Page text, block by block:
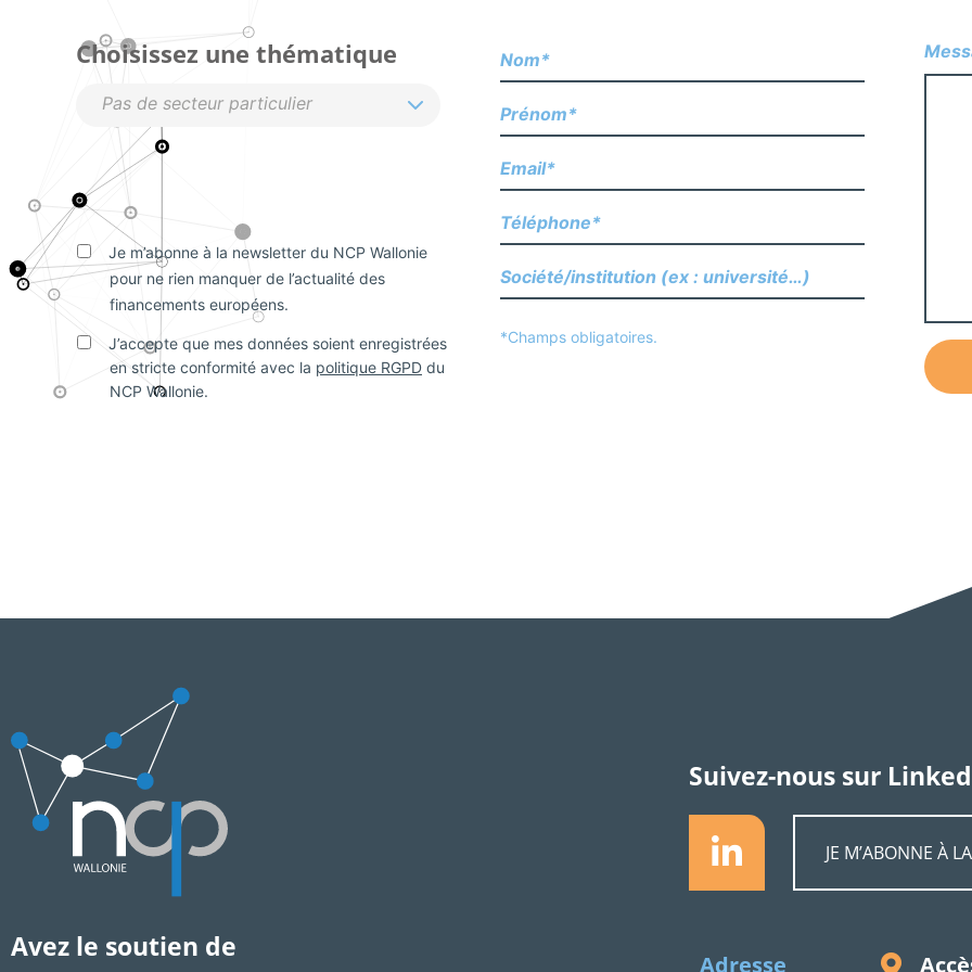
Choisissez une thématique
*Champs obligatoires.
Je m’abonne à la newsletter du NCP Wallonie
pour ne rien manquer de l’actualité des
financements européens.
J’accepte que mes données soient enregistrées
en stricte conformité avec la politique RGPD du
NCP Wallonie.
Avez le soutien de
Suivez-nous sur
JE M’ABONNE À
Adresse